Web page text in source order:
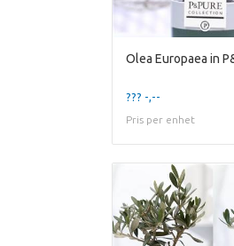
??? -,--
Pris per enhet